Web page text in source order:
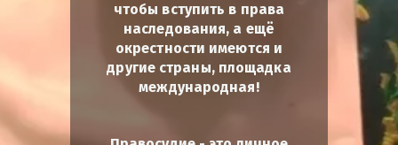
чтобы вступить в права
наследования, а ещё
окрестности имеются и
другие страны, площадка
международная!